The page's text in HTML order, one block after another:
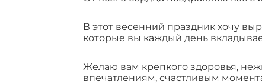
В этот весенний праздник хочу
которые вы каждый день
Желаю вам крепкого здоровья,
впечатлениям, счастливым